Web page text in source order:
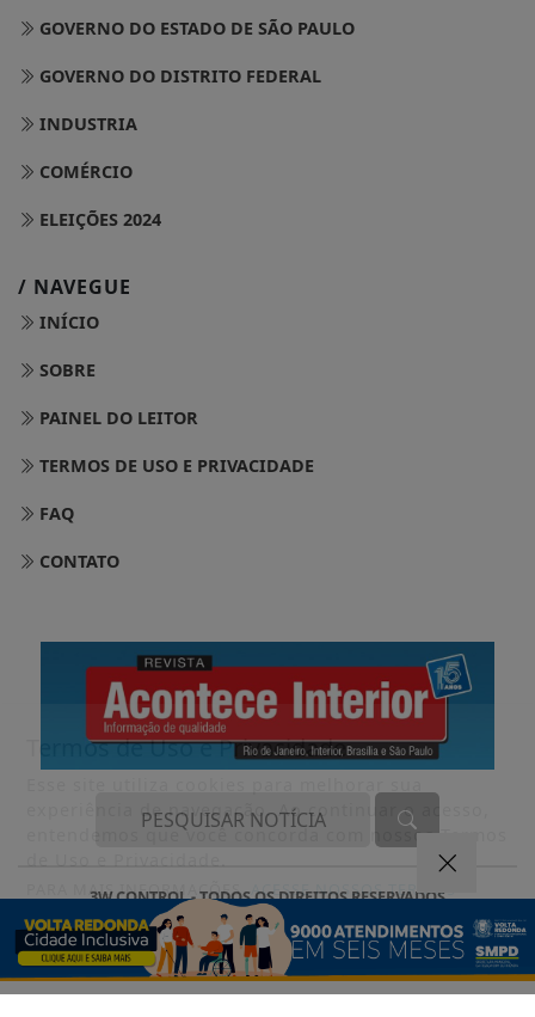
GOVERNO DO ESTADO DE SÃO PAULO
GOVERNO DO DISTRITO FEDERAL
INDUSTRIA
COMÉRCIO
ELEIÇÕES 2024
/ NAVEGUE
INÍCIO
SOBRE
PAINEL DO LEITOR
TERMOS DE USO E PRIVACIDADE
FAQ
CONTATO
3W CONTROL - TODOS OS DIREITOS RESERVADOS
Termos de Uso e Privacidade
experiência de navegação. Ao continuar o acesso,
entendemos que você concorda com nossos Termos
de Uso e Privacidade.
PARA MAIS INFORMAÇÕES, ACESSE NOSSOS TERMOS
CLICANDO AQUI
PROSSEGUIR